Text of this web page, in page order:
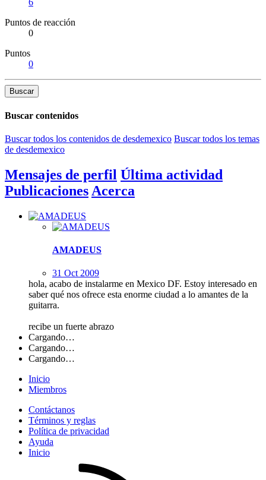
6
Puntos de reacción
0
Puntos
0
Buscar
Buscar contenidos
Buscar todos los contenidos de desdemexico Buscar todos los temas
de desdemexico
Mensajes de perfil Última actividad
Publicaciones Acerca
AMADEUS
31 Oct 2009
hola, acabo de instalarme en Mexico DF. Estoy interesado en
saber qué nos ofrece esta enorme ciudad a lo amantes de la
guitarra.
recibe un fuerte abrazo
Cargando…
Cargando…
Cargando…
Inicio
Miembros
Contáctanos
Términos y reglas
Política de privacidad
Ayuda
Inicio